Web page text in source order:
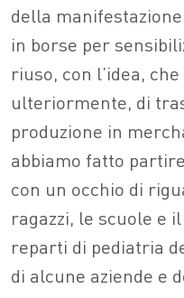
della
in borse per
riuso, con l’idea,
ulteriormente, di
produzione in
abbiamo fatto
con un occhio di
ragazzi, le scuole e
reparti di pediatria
di alcune aziende e